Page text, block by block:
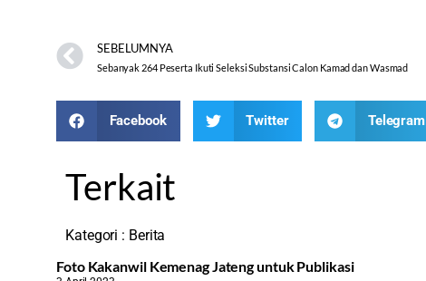
SEBELUMNYA
Sebanyak 264 Peserta Ikuti Seleksi Substansi Calon Kamad dan Wasmad
Facebook Twitter Telegram
Terkait
Kategori : Berita
Foto Kakanwil Kemenag Jateng untuk Publikasi